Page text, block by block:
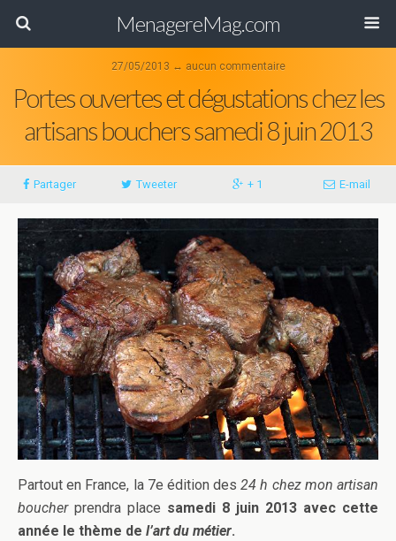
MenagereMag.com
27/05/2013 ↔ aucun commentaire
Portes ouvertes et dégustations chez les
artisans bouchers samedi 8 juin 2013
Partager Tweeter + 1 E-mail
Partout en France, la 7e édition des24 h chez mon artisan
boucherprendra place samedi 8 juin 2013 avec cette
année le thème de l’art du métier.